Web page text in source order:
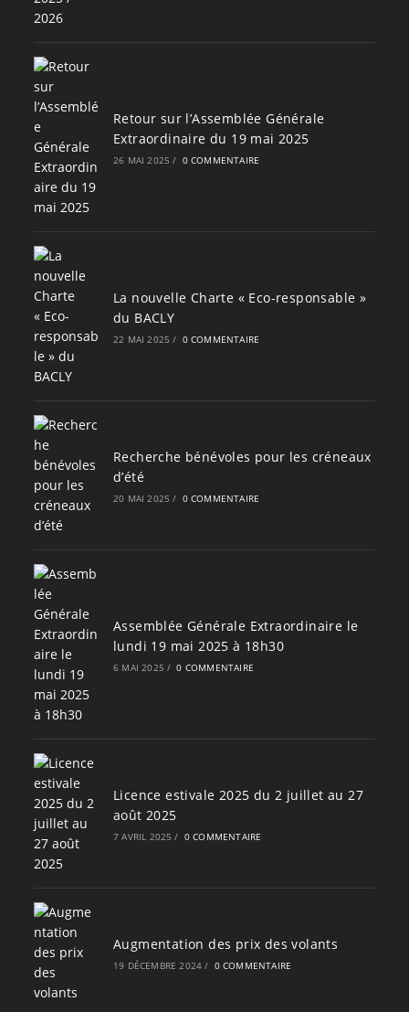
Retour sur l’Assemblée Générale
Extraordinaire du 19 mai 2025
26 MAI 2025 / 0 COMMENTAIRE
La nouvelle Charte « Eco-responsable »
du BACLY
22 MAI 2025 / 0 COMMENTAIRE
Recherche bénévoles pour les créneaux
d’été
20 MAI 2025 / 0 COMMENTAIRE
Assemblée Générale Extraordinaire le
lundi 19 mai 2025 à 18h30
6 MAI 2025 / 0 COMMENTAIRE
Licence estivale 2025 du 2 juillet au 27
août 2025
7 AVRIL 2025 / 0 COMMENTAIRE
Augmentation des prix des volants
19 DÉCEMBRE 2024 / 0 COMMENTAIRE